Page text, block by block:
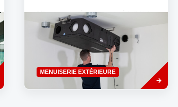
Mieux vaut prévenir que guérir ? Cela
s’applique bien évidemment aussi à
votre facture d’énergie. La ventilation
(intensive), la protection solaire et...
MENUISERIE EXTÉRIEURE
Savoir
plus